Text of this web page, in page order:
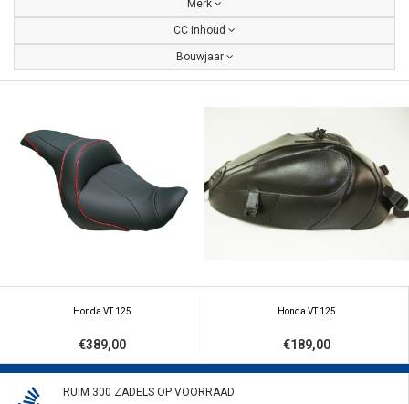
Merk
CC Inhoud
Bouwjaar
Honda VT 125
€389,00
Honda VT 125
€189,00
RUIM 300 ZADELS OP VOORRAAD